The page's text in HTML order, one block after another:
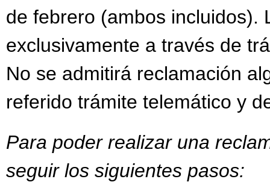
de febrero (ambos incluidos).
exclusivamente a través de
No se admitirá reclamación
referido trámite telemático y
Para poder realizar una
seguir los siguientes pasos: